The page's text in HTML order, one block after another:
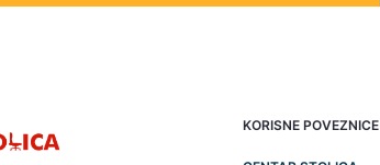
KORISNE POVEZNICE